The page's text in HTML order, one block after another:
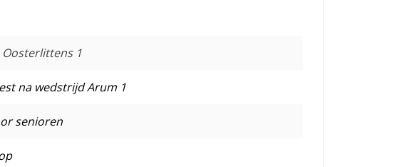
Oosterlittens 1
na wedstrijd Arum 1
senioren